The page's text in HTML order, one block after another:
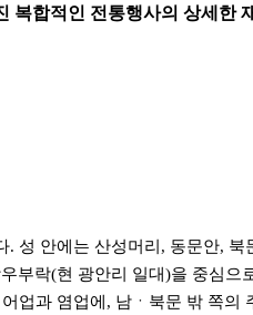
합적인 전통행사의 상세한
안에는 산성머리, 동문안,
부락(현 광안리 일대)을 중심
업과 염업에, 남ㆍ북문 밖 쪽의